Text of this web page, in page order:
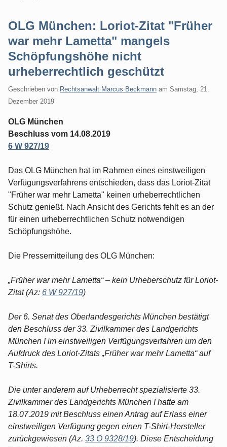
OLG München: Loriot-Zitat "Früher
war mehr Lametta" mangels
Schöpfungshöhe nicht
urheberrechtlich geschützt
Geschrieben von Rechtsanwalt Marcus Beckmann am Samstag, 21.
Dezember 2019
OLG München
Beschluss vom 14.08.2019
6 W 927/19
Das OLG München hat im Rahmen eines einstweiligen
Verfügungsverfahrens entschieden, dass das Loriot-Zitat
"Früher war mehr Lametta" keinen urheberrechtlichen
Schutz genießt. Nach Ansicht des Gerichts fehlt es an der
für einen urheberrechtlichen Schutz notwendigen
Schöpfungshöhe.
Die Pressemitteilung des OLG München:
„Früher war mehr Lametta“ – kein Urheberschutz für Loriot-
Zitat (Az: 6 W 927/19)
Der 6. Senat des Oberlandesgerichts München bestätigt
den Beschluss der 33. Zivilkammer des Landgerichts
München I im einstweiligen Verfügungsverfahren um den
Aufdruck des Loriot-Zitats „Früher war mehr Lametta“ auf
T-Shirts.
Die unter anderem auf Urheberrecht spezialisierte 33.
Zivilkammer des Landgerichts München I hatte am
18.07.2019 mit Beschluss einen Antrag auf Erlass einer
einstweiligen Verfügung gegen einen T-Shirt-Hersteller
zurückgewiesen (Az. 33 O 9328/19). Diese Entscheidung